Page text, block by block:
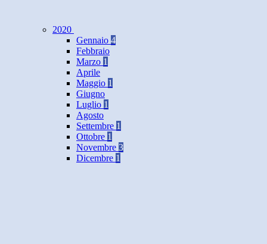
2020
Gennaio 4
Febbraio
Marzo 1
Aprile
Maggio 1
Giugno
Luglio 1
Agosto
Settembre 1
Ottobre 1
Novembre 3
Dicembre 1